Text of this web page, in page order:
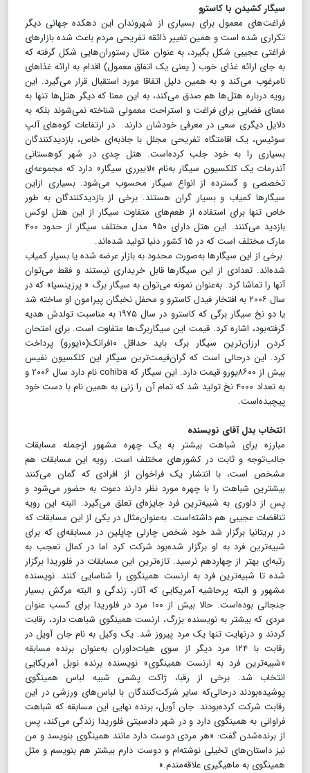
سیگار کشیدن با کاسترو
فراغت‌های معمول برای بسیاری از شهروندان این دهکده جهانی دیگر
تکراری شده است و همین تغییر ذائقه تفریحی مردم باعث شده بازارهای
فراغتی عجیبی شکل بگیرد، به عنوان مثال رستوران‌هایی شکل گرفته که
به جای ارائه غذای خوب ( یعنی یک اتفاق معمول) اقدام به ارائه غذاهای
نامرغوب می‌کند و به همین دلیل اتفاقا مورد استقبال قرار می‌گیرد. این
رویه درباره هتل‌ها هم صدق می‌کند، به این معنا که دیگر هتل‌ها تنها به
معنای فضایی برای فراغت و استراحت معمولی شناخته نمی‌شوند بلکه به
دلایل دیگری سعی در معرفی خودشان دارند. در ارتفاعات کوه‌های آلپ
سوئیس، یک اقامتگاه تفریحی مجلل با جاذبه‌ای خاص، بازدیدکنندگان
بسیاری را به خود جلب کرده‌است. هتل چدی در شهر کوهستانی
آندرمات یک کلکسیون سیگار به‌نام «لایبرری سیگار» دارد که مجموعه‌ای
تخصصی و گسترده از انواع سیگار محسوب می‌شود. بسیاری ازاین
سیگارها کمیاب و بسیار گران هستند. برخی از بازدیدکنندگان به طور
خاص تنها برای استفاده از طعم‌های متفاوت سیگار از این هتل لوکس
بازدید می‌کنند. این هتل دارای ۹۵۰ مدل مختلف سیگار از حدود ۴۰۰
مارک مختلف است که در ۱۵ کشور دنیا تولید شده‌اند.
برخی از این سیگارها به‌صورت محدود به بازار عرضه شده‌ یا بسیار کمیاب
شده‌اند. تعدادی از این سیگارها قابل خریداری نیستند و فقط می‌توان
آنها را تماشا کرد. به‌عنوان نمونه می‌توان به سیگار برگ « پرزینسیا» که در
سال ۲۰۰۶ به افتخار فیدل کاسترو و محفل نخبگان پیرامون او ساخته شد
یا دو نخ سیگار برگی که کاسترو در سال ۱۹۷۵ به مناسبت تولدش هدیه
گرفته‌بود، اشاره کرد. قیمت این سیگاربرگ‌ها متفاوت است. برای امتحان
کردن ارزان‌ترین سیگار برگ باید حداقل ۱۰فرانک(۱۰یورو) پرداخت
کرد. این درحالی است که گران‌قیمت‌ترین سیگار این کلکسیون نفیس
بیش از ۸۶۰۰یورو قیمت دارد. این سیگار که cohiba نام دارد سال ۲۰۰۶ و
به تعداد ۴۰۰۰ نخ تولید شد که تمام آن را زنی به همین نام با دست خود
پیچیده‌است.
انتخاب بدل آقای نویسنده
مبارزه برای شباهت بیشتر به یک چهره مشهور ازجمله مسابقات
جالب‌توجه و ثابت در کشورهای مختلف است. رویه این مسابقات هم
مشخص است، با انتشار یک فراخوان از افرادی که گمان می‌کنند
بیشترین شباهت را با چهره مورد نظر دارند دعوت به حضور می‌شود و
پس از داوری به شبیه‌ترین فرد جایزه‌ای تعلق می‌گیرد. البته این رویه
تناقضات عجیبی هم داشته‌است. به‌عنوان‌مثال در یکی از این مسابقات که
در بریتانیا برگزار شد خود شخص چارلی چاپلین در مسابقه‌ای که برای
شبیه‌ترین فرد به او برگزار شده‌بود شرکت کرد اما در کمال تعجب به
رتبه‌ای بهتر از چهاردهم نرسید. تازه‌ترین این مسابقات در فلوریدا برگزار
شده تا شبیه‌ترین فرد به ارنست همینگوی را شناسایی کنند. نویسنده
مشهور و البته پرحاشیه آمریکایی که آثار، زندگی و البته مرگش بسیار
جنجالی بوده‌است. حالا بیش از ۱۰۰ مرد در فلوریدا برای کسب عنوان
مردی که بیشتر به نویسنده بزرگ، ارنست همینگوی شباهت دارد، رقابت
کردند و درنهایت تنها یک مرد پیروز شد. یک وکیل به نام جان آویل در
رقابت با ۱۲۴ مرد دیگر از سوی هیات‌داوران به‌عنوان برنده مسابقه
«شبیه‌ترین فرد به ارنست همینگوی» نویسنده برنده نوبل آمریکایی
انتخاب شد. برخی از رقبا، ژاکت پشمی شبیه لباس همینگوی
پوشیده‌بودند درحالی‌که سایر شرکت‌کنندگان با لباس‌های ورزشی در این
رقابت شرکت کرده‌بودند. جان آویل، برنده نهایی این مسابقه که شباهت
فراوانی به همینگوی دارد و در شهر دادسیتی فلوریدا زندگی می‌کند، پس
از برنده‌شدن گفت: «هر مردی دوست دارد مانند همینگوی بنویسد و من
نیز داستان‌های تخیلی نوشته‌ام و دوست دارم بیشتر هم بنویسم و مثل
همینگوی به ماهیگیری علاقه‌مندم.»